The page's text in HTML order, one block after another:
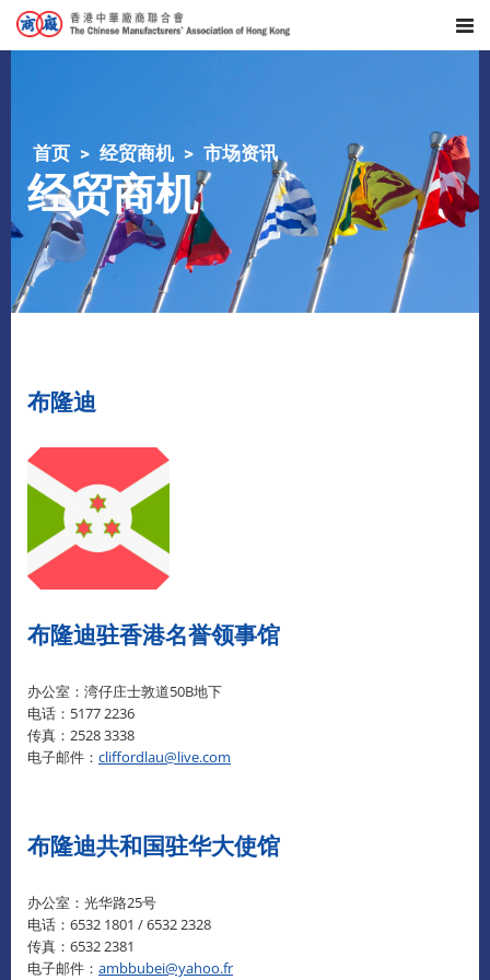
首页 经贸商机 市场资讯
经贸商机
布隆迪
布隆迪驻香港名誉领事馆
办公室：湾仔庄士敦道50B地下
电话：5177 2236
传真：2528 3338
电子邮件： cliffordlau@live.com
布隆迪共和国驻华大使馆
办公室：光华路25号
电话：6532 1801 / 6532 2328
传真：6532 2381
电子邮件： ambbubei@yahoo.fr